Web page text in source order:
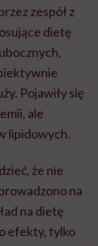
zespół z
dietę
Pojawiły się
ale
lipidowych.
że nie
na
na dietę
efekty, tylko